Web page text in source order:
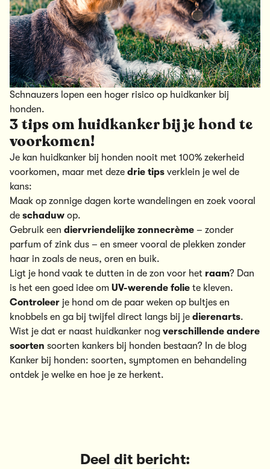
Schnauzers lopen een hoger risico op huidkanker bij
honden.
3 tips om huidkanker bij je hond te
voorkomen!
Je kan huidkanker bij honden nooit met 100% zekerheid
voorkomen, maar met deze drie tips verklein je wel de
kans:
Maak op zonnige dagen korte wandelingen en zoek vooral
de schaduw op.
Gebruik een diervriendelijke zonnecrème – zonder
parfum of zink dus – en smeer vooral de plekken zonder
haar in zoals de neus, oren en buik.
Ligt je hond vaak te dutten in de zon voor het raam? Dan
is het een goed idee om UV-werende folie te kleven.
Controleer je hond om de paar weken op bultjes en
knobbels en ga bij twijfel direct langs bij je dierenarts.
Wist je dat er naast huidkanker nog verschillende andere
soorten soorten kankers bij honden bestaan? In de blog
Kanker bij honden: soorten, symptomen en behandeling
ontdek je welke en hoe je ze herkent.
Deel dit bericht: